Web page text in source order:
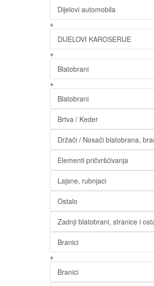
Dijelovi automobila
+
DIJELOVI KAROSERIJE
+
Blatobrani
+
Blatobrani
Brtva / Keder
Držači / Nosači blatobrana,
Elementi pričvršćivanja
Lajsne, rubnjaci
Ostalo
Zadnji blatobrani, stranice i
Branici
+
Branici